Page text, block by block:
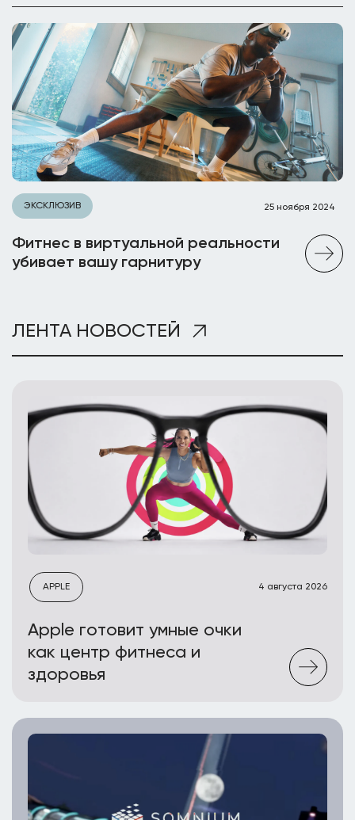
ЭКСКЛЮЗИВ 25 ноября 2024
Фитнес в виртуальной реальности
убивает вашу гарнитуру
ЛЕНТА НОВОСТЕЙ
APPLE 4 августа 2026
Apple готовит умные очки
как центр фитнеса и
здоровья